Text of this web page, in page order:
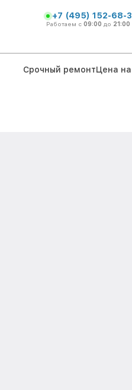
+7 (495) 152-68-
Работаем с 09:00 до 21:00
Срочный ремонтЦена